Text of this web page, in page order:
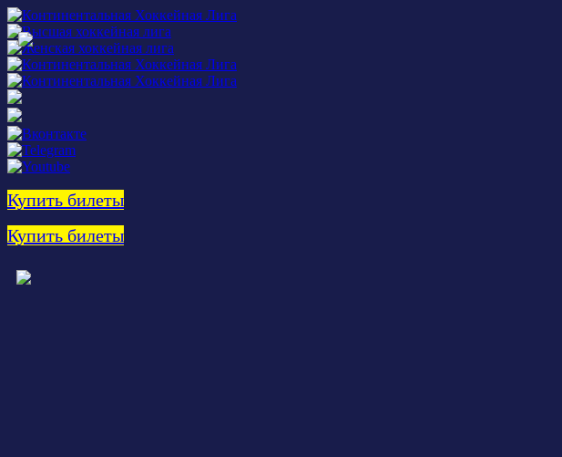
Купить билеты
Купить билеты